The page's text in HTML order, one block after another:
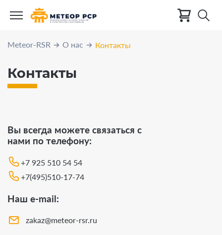
Meteor-RSR О нас Контакты
Контакты
Вы всегда можете связаться с
нами по телефону:
+7 925 510 54 54
+7(495)510-17-74
Наш e-mail:
zakaz@meteor-rsr.ru